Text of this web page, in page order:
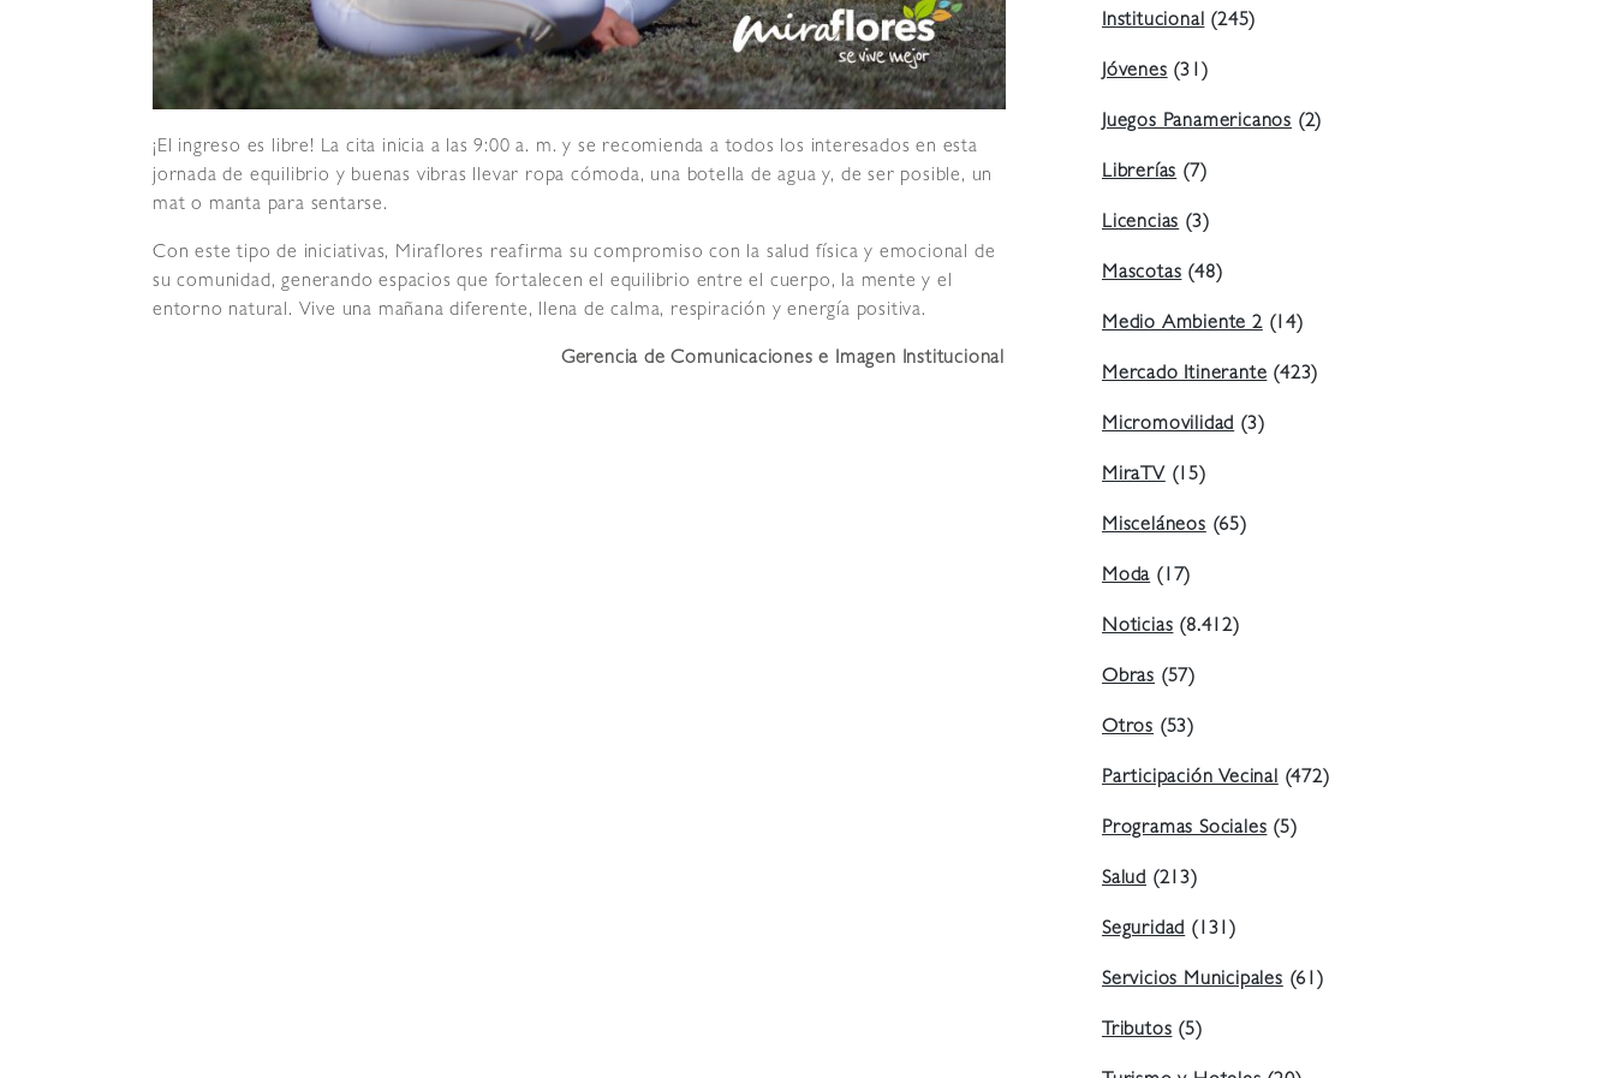
¡El ingreso es libre! La cita inicia a las 9:00 a. m. y se recomienda a todos los interesados en esta
jornada de equilibrio y buenas vibras llevar ropa cómoda, una botella de agua y, de ser posible, un
mat o manta para sentarse.
Con este tipo de iniciativas, Miraflores reafirma su compromiso con la salud física y emocional de
su comunidad, generando espacios que fortalecen el equilibrio entre el cuerpo, la mente y el
entorno natural. Vive una mañana diferente, llena de calma, respiración y energía positiva.
Gerencia de Comunicaciones e Imagen Institucional
Institucional(245)
Jóvenes(31)
Juegos Panamericanos (2)
Librerías(7)
Licencias(3)
Mascotas(48)
Medio Ambiente 2(14)
Mercado Itinerante(423)
Micromovilidad(3)
MiraTV(15)
Misceláneos(65)
Moda(17)
Noticias(8.412)
Obras (57)
Otros (53)
Participación Vecinal(472)
Programas Sociales(5)
Salud (213)
Seguridad(131)
Servicios Municipales(61)
Tributos(5)